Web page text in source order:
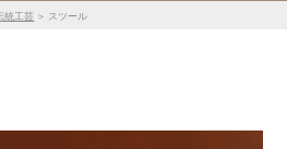
統工芸 ＞ スツール